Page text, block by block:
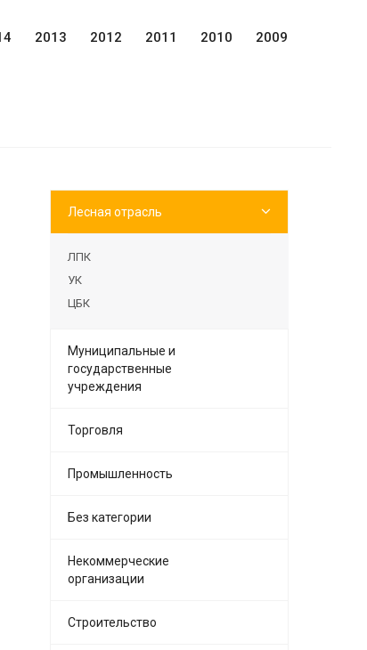
2013 2012 2011 2010 2009
Лесная отрасль
ЛПК
УК
ЦБК
Муниципальные и
государственные
учреждения
Торговля
Промышленность
Без категории
Некоммерческие
организации
Строительство